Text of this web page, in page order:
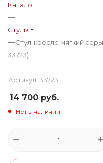
Каталог
—
Стулья
—Стул-кресло мягкий
33723)
Артикул: 33723
14 700 руб.
Нет в наличии